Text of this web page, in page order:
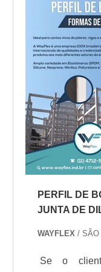
com
segmento.
a garantir a
dos
com s...
PERFIL DE
JUNTA DE
WAYFLEX/ SÃO
Se o